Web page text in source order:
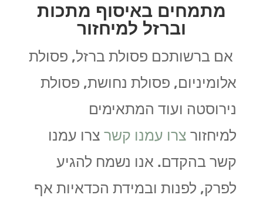
מתמחים באיסוף מתכות
וברזל למיחזור
אם ברשותכם פסולת ברזל, פסולת
אלומיניום, פסולת נחושת, פסולת
נירוסטה ועוד המתאימים
למיחזור צרו עמנו קשרצרו עמנו
קשר בהקדם. אנו נשמח להגיע
לפרק, לפנות ובמידת הכדאיות אף